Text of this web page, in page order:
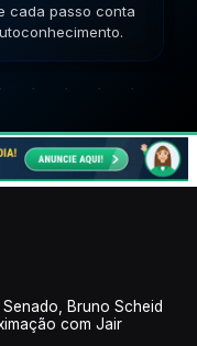
conta na sua
Bruno Scheid
com Jair